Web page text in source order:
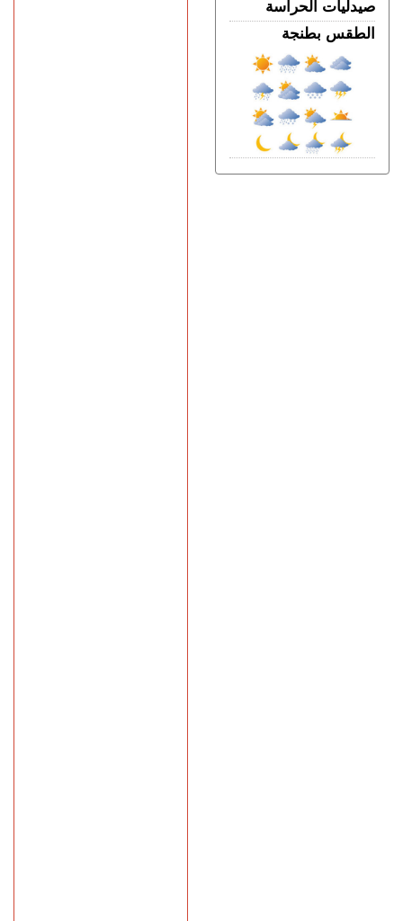
صيدليات الحراسة
الطقس بطنجة